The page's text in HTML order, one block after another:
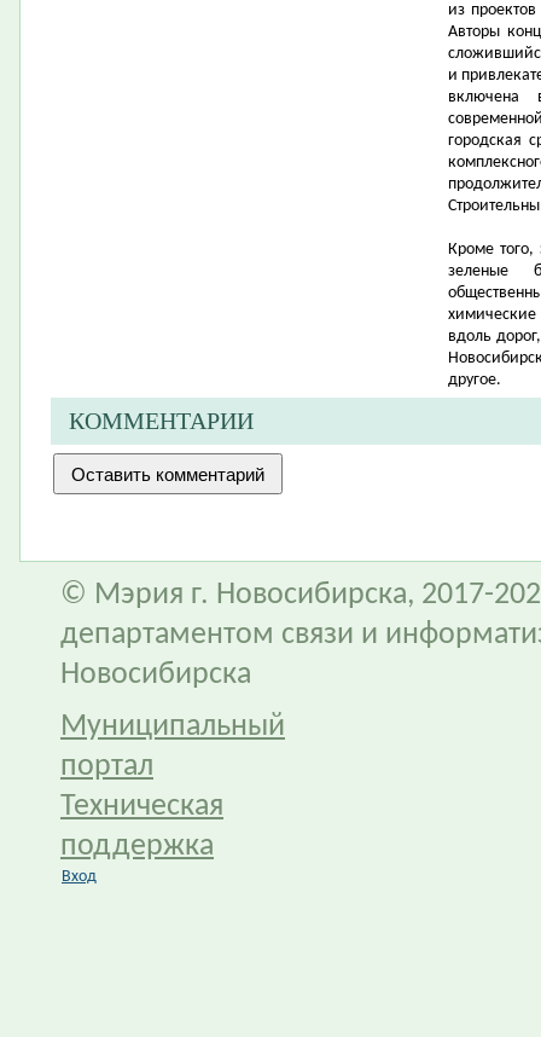
из
Авторы
и
включена
городская
Кроме того,
зеленые
химические
вдоль
другое.
КОММЕНТАРИИ
© Мэрия г. Новосибирска, 2017-
департаментом связи и
Новосибирска
Муниципальный
портал
Техническая
поддержка
Вход